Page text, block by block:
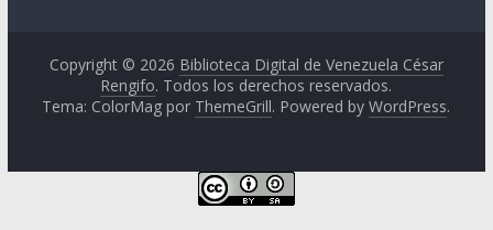
Copyright © 2026 Biblioteca Digital de Venezuela César
Rengifo. Todos los derechos reservados.
Tema: ColorMag por ThemeGrill. Powered byWordPress.